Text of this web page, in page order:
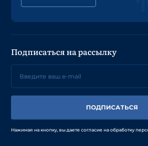
Подписаться на рассылку
ПОДПИСАТЬСЯ
Нажимая на кнопку, вы даете согласие на обработку